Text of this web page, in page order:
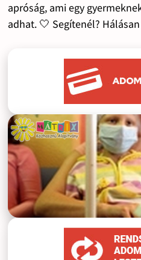
apróság, ami egy
adhat. 🤍 Segítenél?